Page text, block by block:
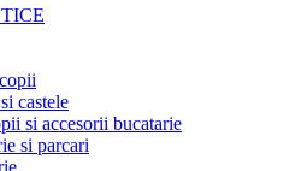
castele
si accesorii bucatarie
si parcari